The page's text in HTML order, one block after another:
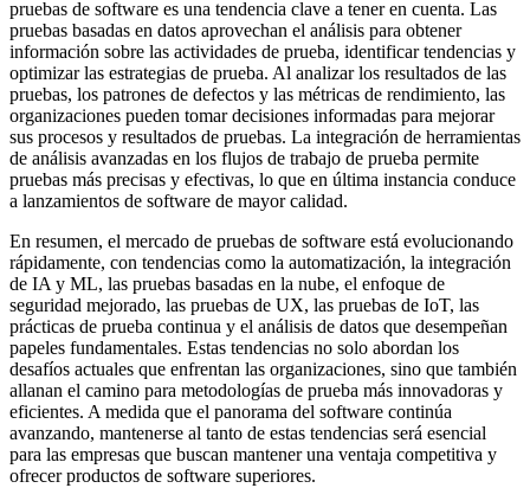
pruebas de software es una tendencia clave a tener en cuenta. Las
pruebas basadas en datos aprovechan el análisis para obtener
información sobre las actividades de prueba, identificar tendencias y
optimizar las estrategias de prueba. Al analizar los resultados de las
pruebas, los patrones de defectos y las métricas de rendimiento, las
organizaciones pueden tomar decisiones informadas para mejorar
sus procesos y resultados de pruebas. La integración de herramientas
de análisis avanzadas en los flujos de trabajo de prueba permite
pruebas más precisas y efectivas, lo que en última instancia conduce
a lanzamientos de software de mayor calidad.
En resumen, el mercado de pruebas de software está evolucionando
rápidamente, con tendencias como la automatización, la integración
de IA y ML, las pruebas basadas en la nube, el enfoque de
seguridad mejorado, las pruebas de UX, las pruebas de IoT, las
prácticas de prueba continua y el análisis de datos que desempeñan
papeles fundamentales. Estas tendencias no solo abordan los
desafíos actuales que enfrentan las organizaciones, sino que también
allanan el camino para metodologías de prueba más innovadoras y
eficientes. A medida que el panorama del software continúa
avanzando, mantenerse al tanto de estas tendencias será esencial
para las empresas que buscan mantener una ventaja competitiva y
ofrecer productos de software superiores.